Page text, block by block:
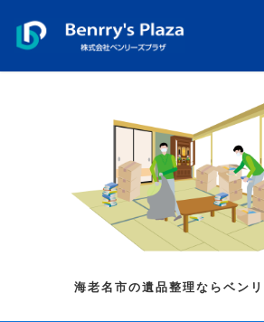
海老名市の遺品整理ならベン